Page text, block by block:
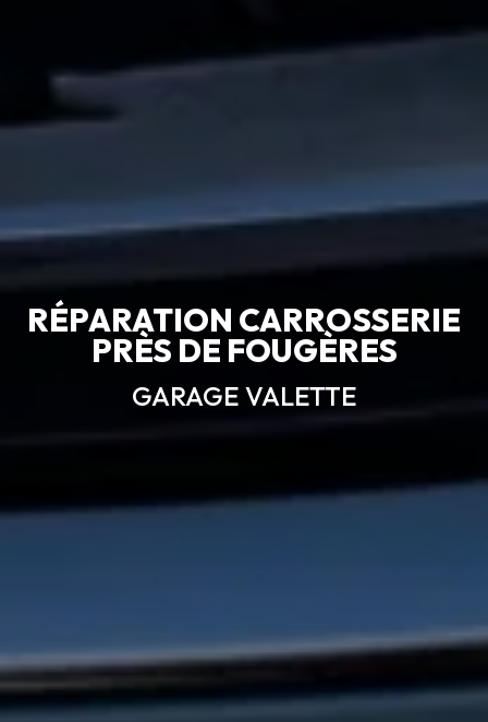
RÉPARATION CARROSSERIE
PRÈS DE FOUGÈRES
GARAGE VALETTE